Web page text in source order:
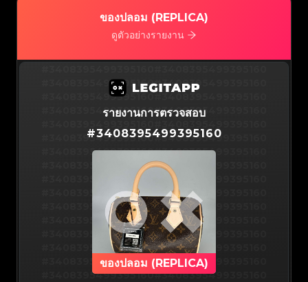
#3066123689299189#3066123689299189
#3066123689299189#3066123689299189
#3066123689299189#3066123689299189
#3066123689299189#3066123689299189
#3066123689299189#3066123689299189
#3066123689299189#3066123689299189
#3066123689299189
#3066123689299189
#3066123689299189#3066123689299189
#3066123689299189
#3066123689299189
#3066123689299189#3066123689299189
#3066123689299189#3066123689299189
#3066123689299189#3066123689299189
#3066123689299189#3066123689299189
#3066123689299189#3066123689299189
#3066123689299189#3066123689299189
#3066123689299189#3066123689299189
#3066123689299189
#3066123689299189
#3066123689299189#3066123689299189
#3066123689299189#3066123689299189
#3066123689299189#3066123689299189
#3066123689299189#3066123689299189
#3066123689299189#3066123689299189
#3066123689299189#3066123689299189
#3066123689299189#3066123689299189
#3066123689299189
#3066123689299189
#3066123689299189
#3066123689299189
#3066123689299189#3066123689299189
#3066123689299189#3066123689299189
#3066123689299189#3066123689299189
#3066123689299189#3066123689299189
#3066123689299189#3066123689299189
#3066123689299189#3066123689299189
ของปลอม (REPLICA)
ดูตัวอย่างรายงาน
#3408395499395160#3408395499395160
#3408395499395160#3408395499395160
#3408395499395160#3408395499395160
#3408395499395160#3408395499395160
#3408395499395160#3408395499395160
#3408395499395160#3408395499395160
#3408395499395160
#3408395499395160
#3408395499395160
#3408395499395160
#3408395499395160#3408395499395160
#3408395499395160#3408395499395160
#3408395499395160#3408395499395160
#3408395499395160#3408395499395160
#3408395499395160#3408395499395160
#3408395499395160#3408395499395160
รายงานการตรวจสอบ
#3408395499395160
ของปลอม (REPLICA)